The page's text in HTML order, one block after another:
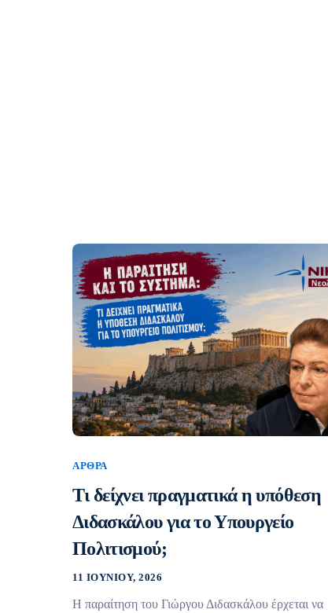
ΆΡΘΡΑ
Τι δείχνει πραγματικά η υπόθεση
Διδασκάλου για το Υπουργείο
Πολιτισμού;
11 ΙΟΥΝΊΟΥ, 2026
Η παραίτηση του Γιώργου Διδασκάλου έρχεται να